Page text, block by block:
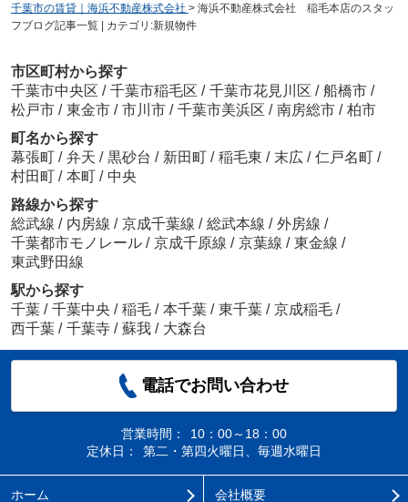
千葉市の賃貸｜海浜不動産株式会社 > 海浜不動産株式会社 稲毛本店のスタッ
フブログ記事一覧 | カテゴリ:新規物件
市区町村から探す
千葉市中央区 / 千葉市稲毛区 / 千葉市花見川区 / 船橋市 /
松戸市 / 東金市 / 市川市 / 千葉市美浜区 / 南房総市 / 柏市
町名から探す
幕張町 / 弁天 / 黒砂台 / 新田町 / 稲毛東 / 末広 / 仁戸名町 /
村田町 / 本町 / 中央
路線から探す
総武線 / 内房線 / 京成千葉線 / 総武本線 / 外房線 /
千葉都市モノレール / 京成千原線 / 京葉線 / 東金線 /
東武野田線
駅から探す
千葉 / 千葉中央 / 稲毛 / 本千葉 / 東千葉 / 京成稲毛 /
西千葉 / 千葉寺 / 蘇我 / 大森台
電話でお問い合わせ
営業時間：
10：00～18：00
定休日：
第二・第四火曜日、毎週水曜日
ホーム 会社概要